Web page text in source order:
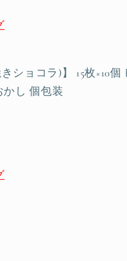
ショコラ)】 15枚×10
かし 個包装